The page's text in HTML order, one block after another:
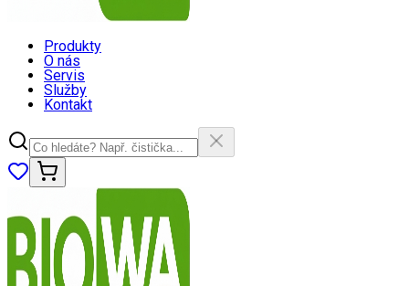
Produkty
O nás
Servis
Služby
Kontakt